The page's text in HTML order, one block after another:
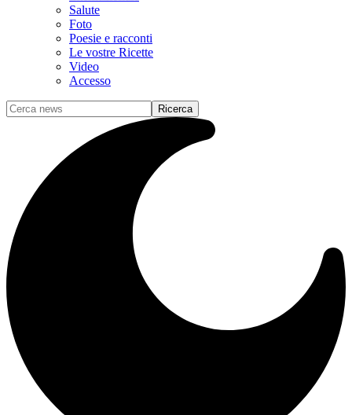
Salute
Foto
Poesie e racconti
Le vostre Ricette
Video
Accesso